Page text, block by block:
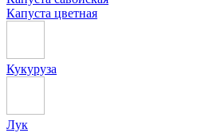
Капуста цветная
Кукуруза
Лук